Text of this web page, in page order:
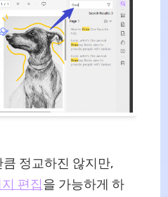
정교하진 않지만,
편집을 가능하게 하